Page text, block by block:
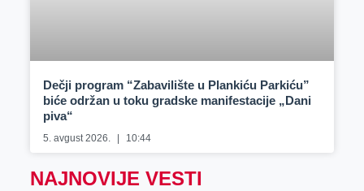
Dečji program “Zabavilište u Plankiću Parkiću”
biće održan u toku gradske manifestacije „Dani
piva“
5. avgust 2026. 10:44
NAJNOVIJE VESTI